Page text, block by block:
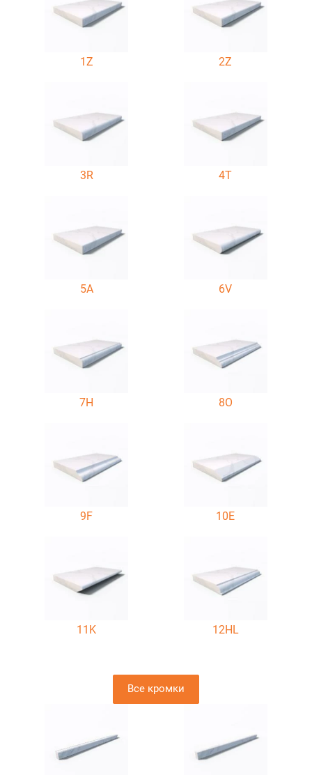
1Z 2Z
3R 4T
5A 6V
7H 8O
9F 10E
11K 12HL
Все кромки